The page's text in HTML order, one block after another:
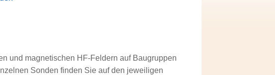
und magnetischen HF-Feldern auf Baugruppen
Sonden finden Sie auf den jeweiligen